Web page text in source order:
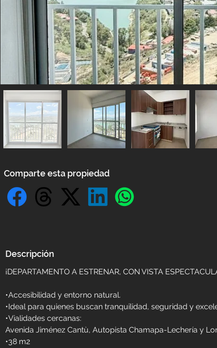
Comparte esta propiedad
Descripción
¡DEPARTAMENTO A ESTRENAR, CON VISTA
•Accesibilidad y entorno natural.
•Ideal para quienes buscan tranquilidad, seguridad y
•Vialidades cercanas:
Avenida Jiménez Cantù, Autopista Chamapa-Lechería y
•38 m2